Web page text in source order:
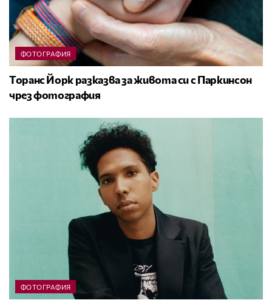
ФОТОГРАФИЯ
Торанс Йорк разказва за живота си с Паркинсон
чрез фотография
ФОТОГРАФИЯ